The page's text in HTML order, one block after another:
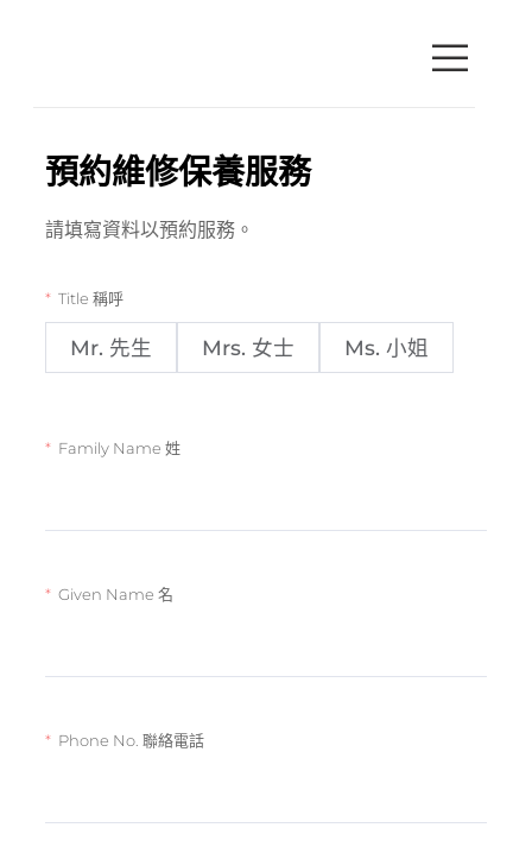
預約維修保養服務
請填寫資料以預約服務。
Title 稱呼
Mr. 先生 Mrs. 女士 Ms. 小姐
Family Name 姓
Given Name 名
Phone No. 聯絡電話